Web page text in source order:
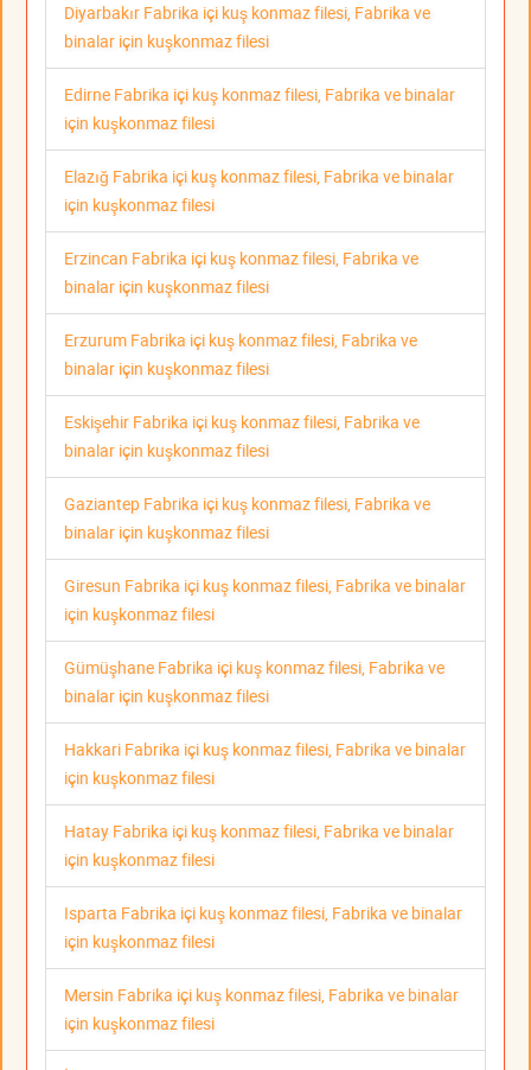
Diyarbakır Fabrika içi kuş konmaz filesi, Fabrika ve
binalar için kuşkonmaz filesi
Edirne Fabrika içi kuş konmaz filesi, Fabrika ve binalar
için kuşkonmaz filesi
Elazığ Fabrika içi kuş konmaz filesi, Fabrika ve binalar
için kuşkonmaz filesi
Erzincan Fabrika içi kuş konmaz filesi, Fabrika ve
binalar için kuşkonmaz filesi
Erzurum Fabrika içi kuş konmaz filesi, Fabrika ve
binalar için kuşkonmaz filesi
Eskişehir Fabrika içi kuş konmaz filesi, Fabrika ve
binalar için kuşkonmaz filesi
Gaziantep Fabrika içi kuş konmaz filesi, Fabrika ve
binalar için kuşkonmaz filesi
Giresun Fabrika içi kuş konmaz filesi, Fabrika ve binalar
için kuşkonmaz filesi
Gümüşhane Fabrika içi kuş konmaz filesi, Fabrika ve
binalar için kuşkonmaz filesi
Hakkari Fabrika içi kuş konmaz filesi, Fabrika ve binalar
için kuşkonmaz filesi
Hatay Fabrika içi kuş konmaz filesi, Fabrika ve binalar
için kuşkonmaz filesi
Isparta Fabrika içi kuş konmaz filesi, Fabrika ve binalar
için kuşkonmaz filesi
Mersin Fabrika içi kuş konmaz filesi, Fabrika ve binalar
için kuşkonmaz filesi